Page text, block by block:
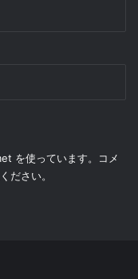
を使っています。
コメ
ださい。